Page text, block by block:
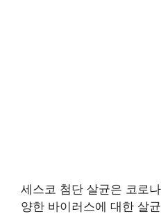
세스코 첨단 살균은 코로
양한 바이러스에 대한 살